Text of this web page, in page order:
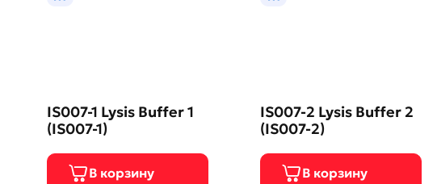
IS007-1 Lysis Buffer 1
(IS007-1)
IS007-2 Lysis Buffer 2
(IS007-2)